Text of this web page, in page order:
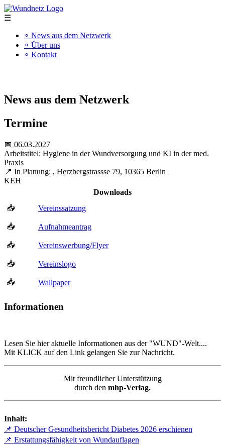
☰
∘ News aus dem Netzwerk
∘ Über uns
∘ Kontakt
News aus dem Netzwerk
Termine
📅 06.03.2027
Arbeitstitel: Hygiene in der Wundversorgung und KI in der med.
Praxis
📍 In Planung: , Herzbergstrassse 79, 10365 Berlin
KEH
Downloads
📥
Vereinssatzung
📥 Aufnahmeantrag
📥 Vereinswerbung/Flyer
📥 Vereinslogo
📥 Wallpaper
Informationen
Lesen Sie hier aktuelle Informationen aus der "WUND"-Welt....
Mit KLICK auf den Link gelangen Sie zur Nachricht.
Mit freundlicher Unterstützung
durch den mhp-Verlag.
Inhalt:
📌 Deutscher Gesundheitsbericht Diabetes 2026 erschienen
📌 Erstattungsfähigkeit von Wundauflagen